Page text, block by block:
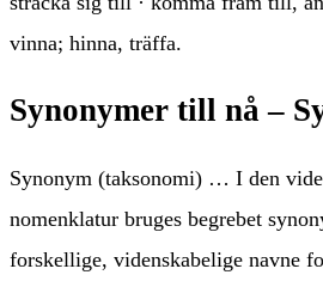
vinna; hinna, träffa.
Synonymer till nå –
Synonym (taksonomi) … I den
nomenklatur bruges begrebet
forskellige, videnskabelige navne